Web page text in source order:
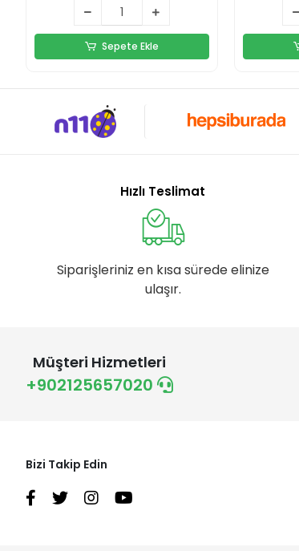
Sepete Ekle
Hızlı Teslimat
Siparişleriniz en kısa sürede elinize
ulaşır.
Müşteri Hizmetleri
+902125657020
Bizi Takip Edin